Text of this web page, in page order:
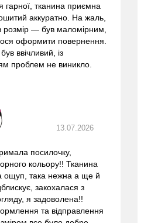
гарної, тканина приємна
аккуратно. На жаль,
розмір — був маломірним,
оформити повернення.
ввічливий, із
проблем не виникло.
13.07.2026
посилочку,
кольору!! Тканина
ощуп, така нежна а ще й
закохалася з
я задоволена!!
та відправлення